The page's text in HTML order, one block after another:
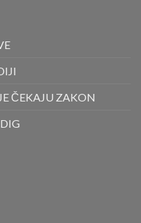
ČEKAJU ZAKON